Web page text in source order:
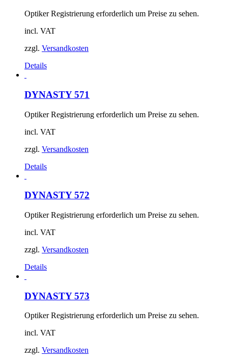
Optiker Registrierung erforderlich um Preise zu sehen.
incl. VAT
zzgl. Versandkosten
Details
DYNASTY 571
Optiker Registrierung erforderlich um Preise zu sehen.
incl. VAT
zzgl. Versandkosten
Details
DYNASTY 572
Optiker Registrierung erforderlich um Preise zu sehen.
incl. VAT
zzgl. Versandkosten
Details
DYNASTY 573
Optiker Registrierung erforderlich um Preise zu sehen.
incl. VAT
zzgl. Versandkosten